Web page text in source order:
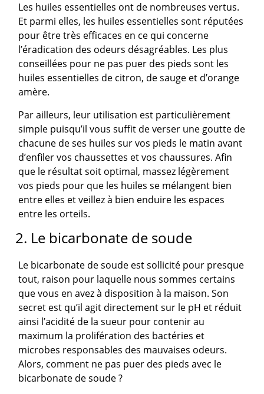
Les huiles essentielles ont de nombreuses vertus.
Et parmi elles, les huiles essentielles sont réputées
pour être très efficaces en ce qui concerne
l’éradication des odeurs désagréables. Les plus
conseillées pour ne pas puer des pieds sont les
huiles essentielles de citron, de sauge et d’orange
amère.
Par ailleurs, leur utilisation est particulièrement
simple puisqu’il vous suffit de verser une goutte de
chacune de ses huiles sur vos pieds le matin avant
d’enfiler vos chaussettes et vos chaussures. Afin
que le résultat soit optimal, massez légèrement
vos pieds pour que les huiles se mélangent bien
entre elles et veillez à bien enduire les espaces
entre les orteils.
2. Le bicarbonate de soude
Le bicarbonate de soude est sollicité pour presque
tout, raison pour laquelle nous sommes certains
que vous en avez à disposition à la maison. Son
secret est qu’il agit directement sur le pH et réduit
ainsi l’acidité de la sueur pour contenir au
maximum la prolifération des bactéries et
microbes responsables des mauvaises odeurs.
Alors, comment ne pas puer des pieds avec le
bicarbonate de soude ?